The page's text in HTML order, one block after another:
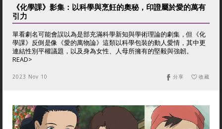
《化學課》影集：以科學與烹飪的奧秘，印證屬於愛的萬有
引力
單看劇名可能會誤以為是部充滿科學新知與學術理論的劇集，但《化
學課》反倒是像《愛的萬物論》這類以科學包裝的動人愛情，其中更
連結性別平權議題，以及身為女性、人母所擁有的堅毅與強韌。
READ>
2023 Nov 10 收藏
分享